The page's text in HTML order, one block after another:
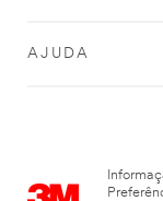
AJUDA